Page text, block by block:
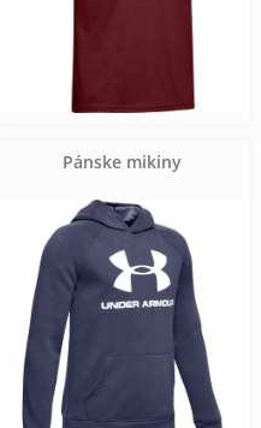
Pánske mikiny